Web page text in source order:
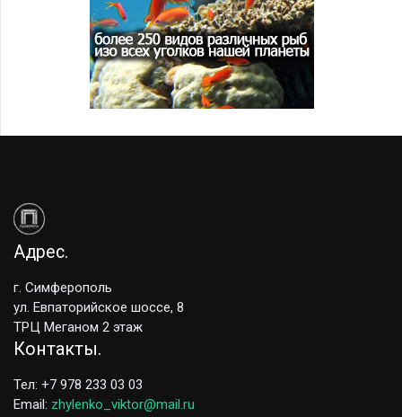
Адрес
г. Симферополь
ул. Евпаторийское шоссе, 8
ТРЦ Меганом 2 этаж
Контакты
Тел: +7 978 233 03 03
Email: zhylenko_viktor@mail.ru